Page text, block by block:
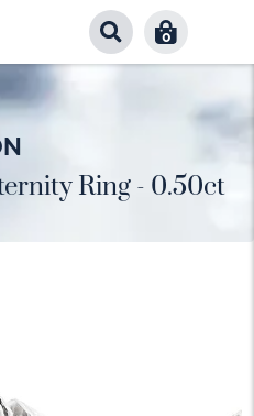
0
Ring - 0.50ct